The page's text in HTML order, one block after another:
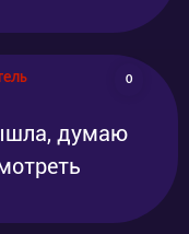
0
думаю